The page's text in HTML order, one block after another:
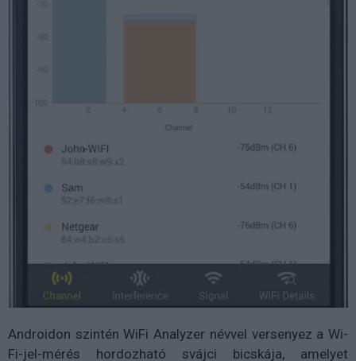
Androidon szintén WiFi Analyzer névvel versenyez a Wi-
Fi-jel-mérés hordozható svájci bicskája, amelyet